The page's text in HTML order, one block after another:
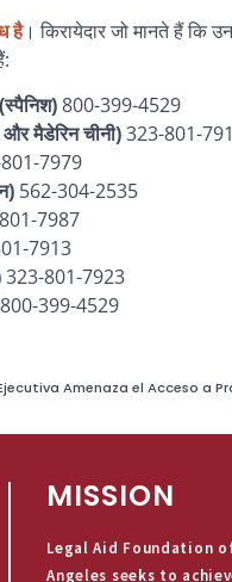
है। किरायेदार जो मानते हैं कि
(स्पैनिश)800-399-4529
मैडेरिन चीनी)323-801-
7979
562-304-2535
7987
7913
323-801-7923
800-399-4529
Amenaza el Acceso a
MISSION
Legal Aid Foundation
Angeles seeks to